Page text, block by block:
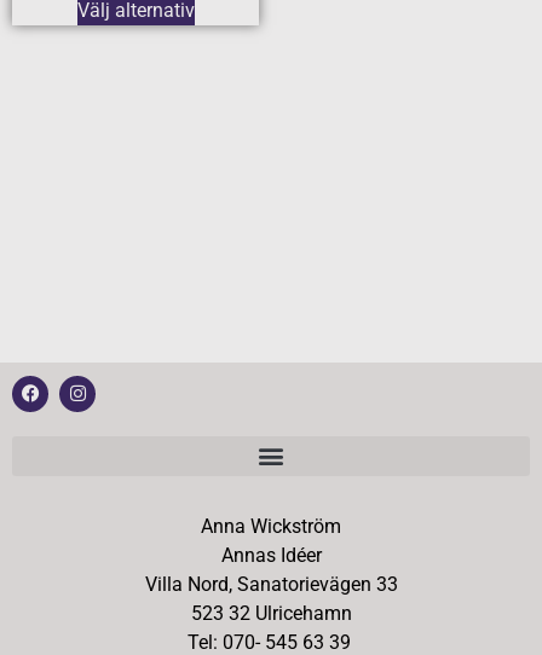
Välj alternativ
Anna Wickström
Annas Idéer
Villa Nord, Sanatorievägen 33
523 32 Ulricehamn
Tel: 070- 545 63 39